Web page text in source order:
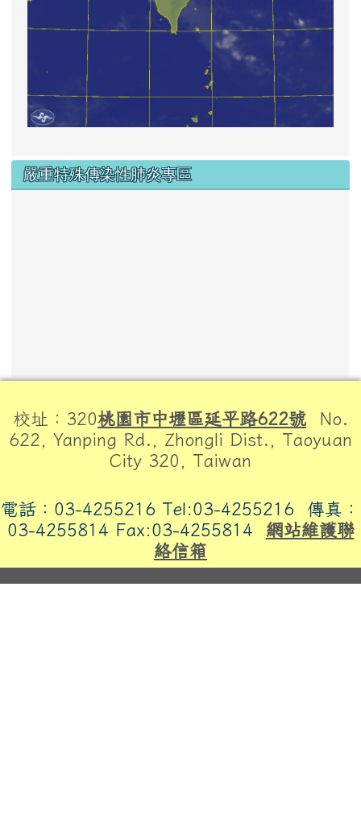
嚴重特殊傳染性肺炎專區
校址：320桃園市中壢區延平路622號 No.
622, Yanping Rd., Zhongli Dist., Taoyuan
City 320, Taiwan
電話：03-4255216 Tel:03-4255216 傳真：
03-4255814 Fax:03-4255814 網站維護聯
絡信箱